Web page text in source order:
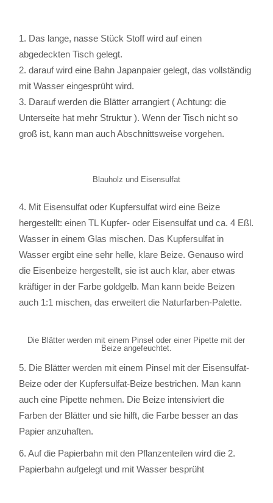
Das lange, nasse Stück Stoff wird auf einen
abgedeckten Tisch gelegt.
darauf wird eine Bahn Japanpaier gelegt, das vollständig
mit Wasser eingesprüht wird.
Darauf werden die Blätter arrangiert ( Achtung: die
Unterseite hat mehr Struktur ). Wenn der Tisch nicht so
groß ist, kann man auch Abschnittsweise vorgehen.
Blauholz und Eisensulfat
4. Mit Eisensulfat oder Kupfersulfat wird eine Beize
hergestellt: einen TL Kupfer- oder Eisensulfat und ca. 4 Eßl.
Wasser in einem Glas mischen. Das Kupfersulfat in
Wasser ergibt eine sehr helle, klare Beize. Genauso wird
die Eisenbeize hergestellt, sie ist auch klar, aber etwas
kräftiger in der Farbe goldgelb. Man kann beide Beizen
auch 1:1 mischen, das erweitert die Naturfarben-Palette.
Die Blätter werden mit einem Pinsel oder einer Pipette mit der
Beize angefeuchtet.
5. Die Blätter werden mit einem Pinsel mit der Eisensulfat-
Beize oder der Kupfersulfat-Beize bestrichen. Man kann
auch eine Pipette nehmen. Die Beize intensiviert die
Farben der Blätter und sie hilft, die Farbe besser an das
Papier anzuhaften.
6. Auf die Papierbahn mit den Pflanzenteilen wird die 2.
Papierbahn aufgelegt und mit Wasser besprüht